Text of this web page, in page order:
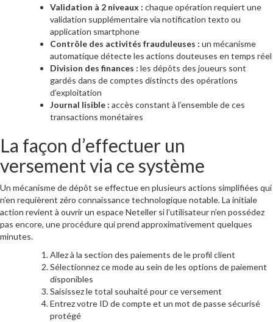
Validation à 2 niveaux : chaque opération requiert une
validation supplémentaire via notification texto ou
application smartphone
Contrôle des activités frauduleuses : un mécanisme
automatique détecte les actions douteuses en temps réel
Division des finances : les dépôts des joueurs sont
gardés dans de comptes distincts des opérations
d’exploitation
Journal lisible : accès constant à l’ensemble de ces
transactions monétaires
La façon d’effectuer un
versement via ce système
Un mécanisme de dépôt se effectue en plusieurs actions simplifiées qui
n’en requièrent zéro connaissance technologique notable. La initiale
action revient à ouvrir un espace Neteller si l’utilisateur n’en possédez
pas encore, une procédure qui prend approximativement quelques
minutes.
Allez à la section des paiements de le profil client
Sélectionnez ce mode au sein de les options de paiement
disponibles
Saisissez le total souhaité pour ce versement
Entrez votre ID de compte et un mot de passe sécurisé
protégé